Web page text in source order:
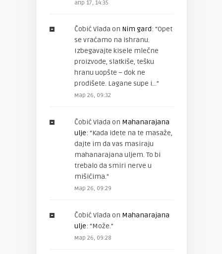
апр 17, 14:35
Čobić Vlada on Nim gard: “Opet
se vraćamo na ishranu.
Izbegavajte kisele mlečne
proizvode, slatkiše, tešku
hranu uopšte – dok ne
prodišete. Lagane supe i…”
мар 26, 09:32
Čobić Vlada on Mahanarajana
ulje: “Kada idete na te masaže,
dajte im da vas masiraju
mahanarajana uljem. To bi
trebalo da smiri nerve u
mišićima.”
мар 26, 09:29
Čobić Vlada on Mahanarajana
ulje: “Može.”
мар 26, 09:28